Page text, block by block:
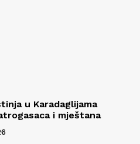
u Karadaglijama
i mještana